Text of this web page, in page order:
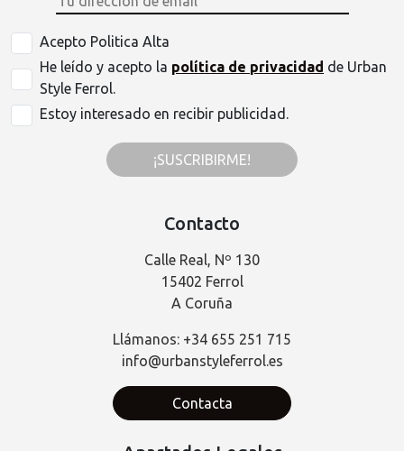
Acepto Politica Alta
He leído y acepto la política de privacidad de Urban
Style Ferrol.
Estoy interesado en recibir publicidad.
¡SUSCRIBIRME!
Contacto
Calle Real, Nº 130
15402 Ferrol
A Coruña
Llámanos: +34 655 251 715
info@urbanstyleferrol.es
Contacta